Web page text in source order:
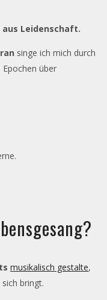
aus Leidenschaft.
singe ich mich durch
Epochen über
musikalisch gestalte,
bringt.